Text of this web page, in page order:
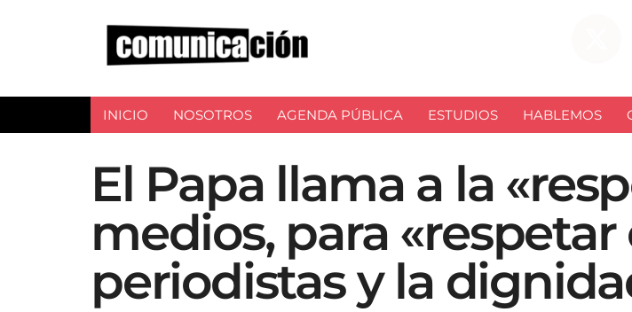
INICIO NOSOTROS AGENDA PÚBLICA ESTUDIOS HABLEMOS
El Papa llama a la
medios, para «respetar
periodistas y la